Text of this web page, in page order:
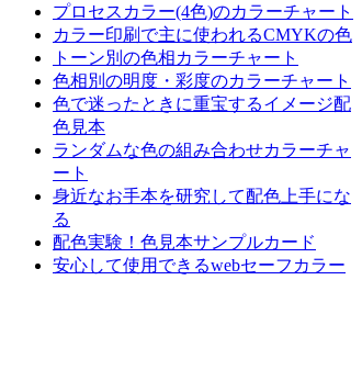
プロセスカラー(4色)のカラーチャート
カラー印刷で主に使われるCMYKの色
トーン別の色相カラーチャート
色相別の明度・彩度のカラーチャート
色で迷ったときに重宝するイメージ配
色見本
ランダムな色の組み合わせカラーチャ
ート
身近なお手本を研究して配色上手にな
る
配色実験！色見本サンプルカード
安心して使用できるwebセーフカラー